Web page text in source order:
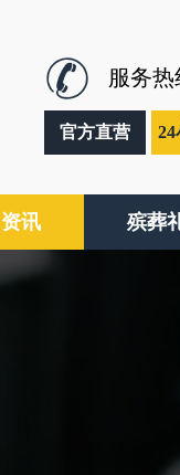
服务热
官方直营
讯 殡葬